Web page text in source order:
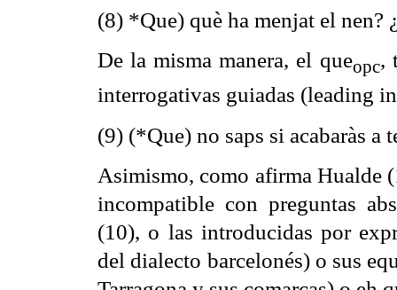
(8) *Que) què ha menjat el nen?
De la misma manera, el queopc,
interrogativas guiadas
(9) (*Que) no saps si acabaràs a
Asimismo, como afirma Hualde
incompatible con preguntas
(10), o las introducidas por
del dialecto barcelonés) o sus